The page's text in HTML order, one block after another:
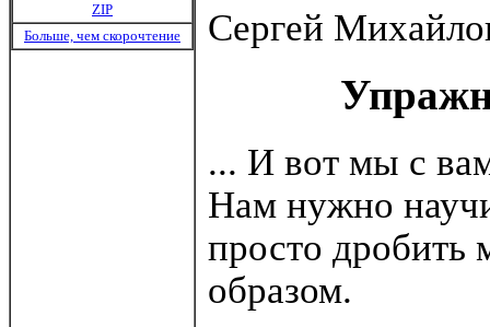
ZIP
Больше, чем скорочтение
Сергей
... И вот мы с
Нам нужно
просто дробить
образом.